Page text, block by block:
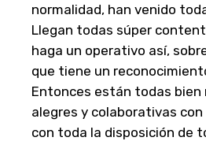
normalidad, han venido
Llegan todas súper
haga un operativo así,
que tiene un
Entonces están todas bien
alegres y colaborativas
con toda la disposición de